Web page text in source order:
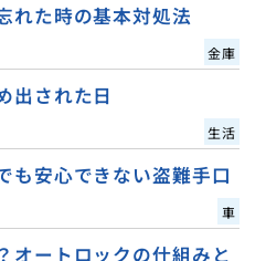
れた時の基本対処法
金庫
出された日
生活
も安心できない盗難手口
車
オートロックの仕組みと